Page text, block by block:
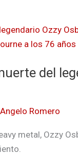
del
Romero
metal, Ozzy